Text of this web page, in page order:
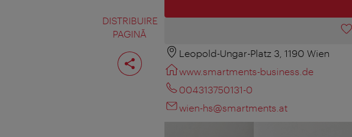
DISTRIBUIRE
PAGINĂ
Distribuiţi
pagina
Leopold-Ungar-Platz 3, 1190 Wien
www.smartments-business.de
004313750131-0
wien-hs@smartments.at